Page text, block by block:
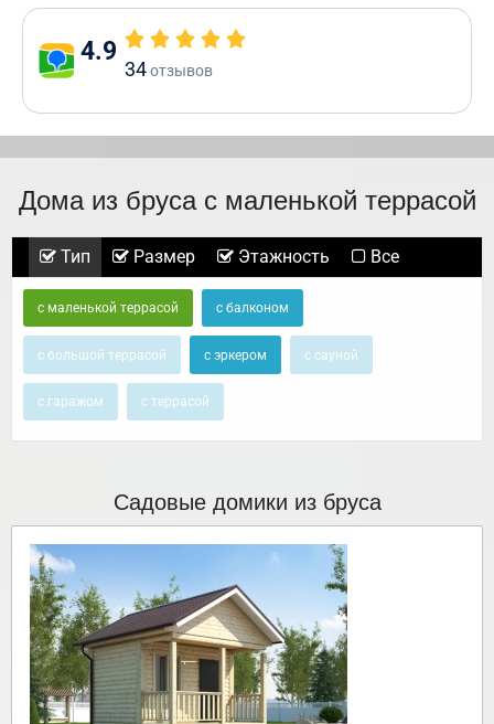
4.9
34отзывов
Дома из бруса с маленькой террасой
Тип Размер Этажность Все
с маленькой террасой с балконом
с большой террасой с эркером с сауной
с гаражом с террасой
Садовые домики из бруса